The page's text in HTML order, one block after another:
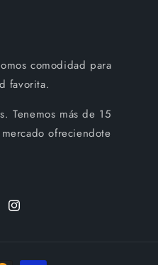
comodidad para
favorita.
Tenemos más de 15
ofreciendote
Instagram